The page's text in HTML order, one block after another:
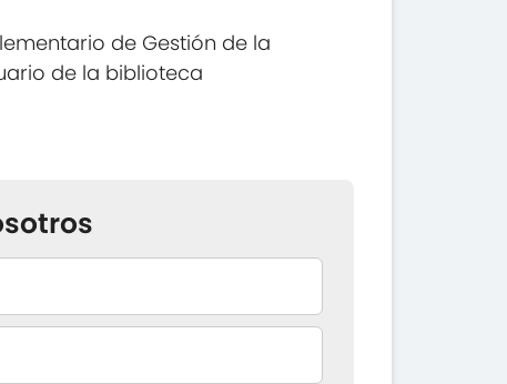
de Gestión de la
de la biblioteca